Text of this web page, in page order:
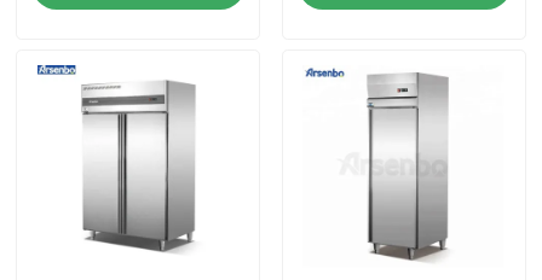
Produkte
Handelskühlvitrine
Handelsgetränkekühlschrank